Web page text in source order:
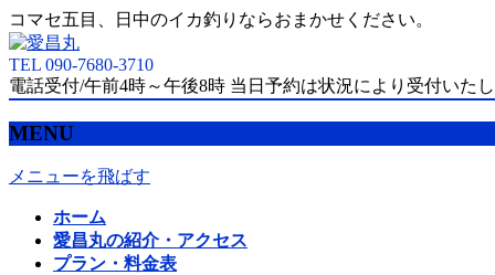
コマセ五目、日中のイカ釣りならおまかせください。
TEL 090-7680-3710
電話受付/午前4時～午後8時 当日予約は状況により受付いた
MENU
メニューを飛ばす
ホーム
愛昌丸の紹介・アクセス
プラン・料金表